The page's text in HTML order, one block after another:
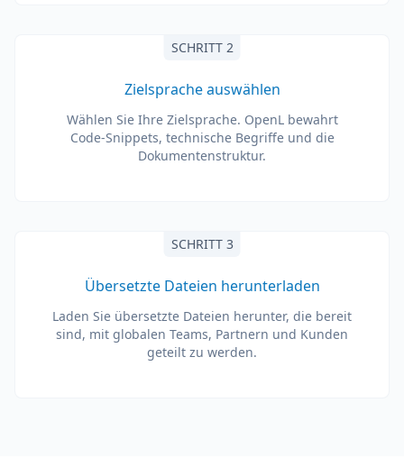
SCHRITT 2
Zielsprache auswählen
Wählen Sie Ihre Zielsprache. OpenL bewahrt
Code-Snippets, technische Begriffe und die
Dokumentenstruktur.
SCHRITT 3
Übersetzte Dateien herunterladen
Laden Sie übersetzte Dateien herunter, die bereit
sind, mit globalen Teams, Partnern und Kunden
geteilt zu werden.